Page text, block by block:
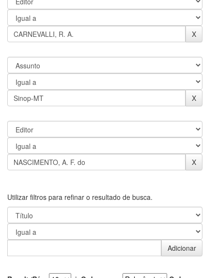
Utilizar filtros para refinar o resultado de busca.